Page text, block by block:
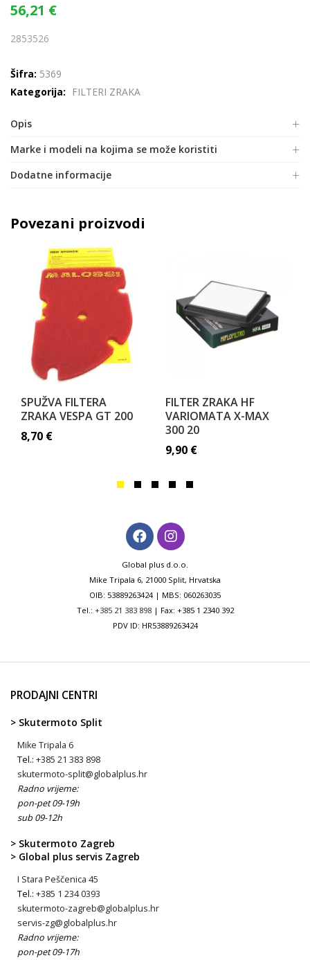
56,21 €
2853526
Šifra: 5369
Kategorija:
FILTERI ZRAKA
Opis
Marke i modeli na kojima se može koristiti
Dodatne informacije
Povezani proizvodi
SPUŽVA FILTERA
ZRAKA VESPA GT 200
8,70 €
FILTER ZRAKA HF
VARIOMATA X-MAX
300 20
9,90 €
Global plus d.o.o.
Mike Tripala 6, 21000 Split, Hrvatska
OIB: 53889263424 | MBS: 060263035
Tel.: +385 21 383 898| Fax: +385 1 2340 392
PDV ID: HR53889263424
PRODAJNI CENTRI
> Skutermoto Split
Mike Tripala 6
Tel.: +385 21 383 898
skutermoto-split@globalplus.hr
Radno vrijeme:
pon-pet 09-19h
sub 09-12h
> Skutermoto Zagreb
> Global plus servis Zagreb
I Stara Peščenica 45
Tel.: +385 1 234 0393
skutermoto-zagreb@globalplus.hr
servis-zg@globalplus.hr
Radno vrijeme:
pon-pet 09-17h